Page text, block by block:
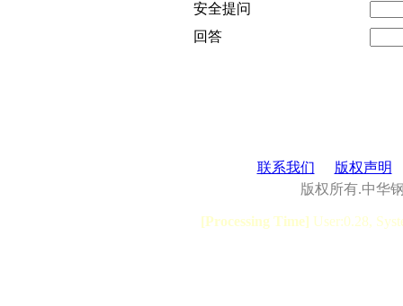
安全提问
回答
联系我们
版权声明
版权所有.中华
[Processing Time] User:0.28,